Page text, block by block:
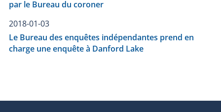
par le Bureau du coroner
2018-01-03
Le Bureau des enquêtes indépendantes prend en
charge une enquête à Danford Lake